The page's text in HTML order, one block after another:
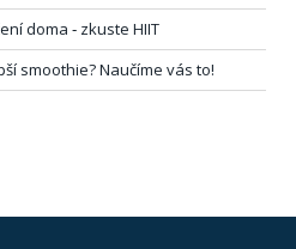
doma ‑ zkuste HIIT
smoothie? Naučíme vás to!